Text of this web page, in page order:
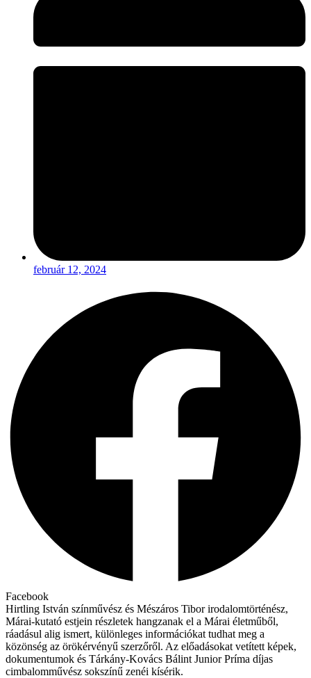
február 12, 2024
Facebook
Hirtling István színművész és Mészáros Tibor irodalomtörténész,
Márai-kutató estjein részletek hangzanak el a Márai életműből,
ráadásul alig ismert, különleges információkat tudhat meg a
közönség az örökérvényű szerzőről. Az előadásokat vetített képek,
dokumentumok és Tárkány-Kovács Bálint Junior Príma díjas
cimbalomművész sokszínű zenéi kísérik.